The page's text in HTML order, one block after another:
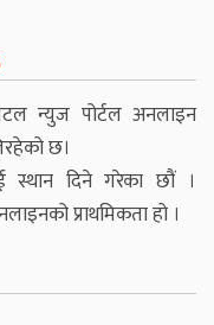
न्युज पोर्टल अनलाइन
छ।
स्थान दिने गरेका छौं ।
प्राथमिकता हो ।